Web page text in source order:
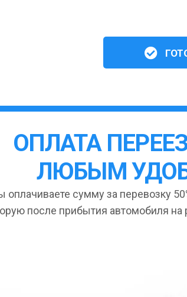
ОПЛАТА
ЛЮБЫМ
оплачиваете сумму за перевозку
после прибытия автомобиля на